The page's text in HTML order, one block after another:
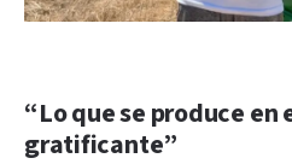
“Lo que se produce en
gratificante”